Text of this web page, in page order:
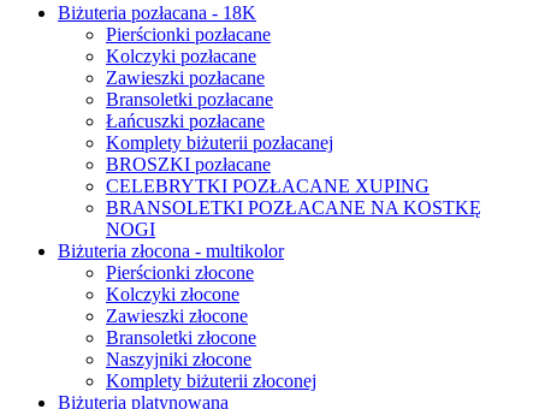
Biżuteria pozłacana - 18K
Pierścionki pozłacane
Kolczyki pozłacane
Zawieszki pozłacane
Bransoletki pozłacane
Łańcuszki pozłacane
Komplety biżuterii pozłacanej
BROSZKI pozłacane
CELEBRYTKI POZŁACANE XUPING
BRANSOLETKI POZŁACANE NA KOSTKĘ
NOGI
Biżuteria złocona - multikolor
Pierścionki złocone
Kolczyki złocone
Zawieszki złocone
Bransoletki złocone
Naszyjniki złocone
Komplety biżuterii złoconej
Biżuteria platynowana